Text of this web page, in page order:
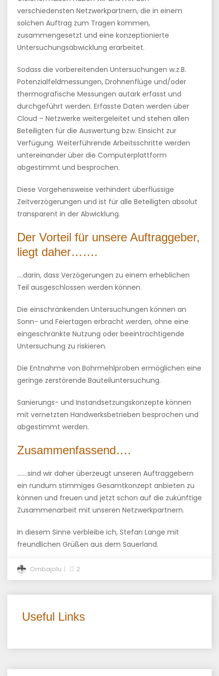
verschiedensten Netzwerkpartnern, die in einem
solchen Auftrag zum Tragen kommen,
zusammengesetzt und eine konzeptionierte
Untersuchungsabwicklung erarbeitet.
Sodass die vorbereitenden Untersuchungen w.z.B.
Potenzialfeldmessungen, Drohnenflüge und/oder
thermografische Messungen autark erfasst und
durchgeführt werden. Erfasste Daten werden über
Cloud – Netzwerke weitergeleitet und stehen allen
Beteiligten für die Auswertung bzw. Einsicht zur
Verfügung. Weiterführende Arbeitsschritte werden
untereinander über die Computerplattform
abgestimmt und besprochen.
Diese Vorgehensweise verhindert überflüssige
Zeitverzögerungen und ist für alle Beteiligten absolut
transparent in der Abwicklung.
Der Vorteil für unsere Auftraggeber,
liegt daher…….
….darin, dass Verzögerungen zu einem erheblichen
Teil ausgeschlossen werden können.
Die einschränkenden Untersuchungen können an
Sonn- und Feiertagen erbracht werden, ohne eine
eingeschränkte Nutzung oder beeinträchtigende
Untersuchung zu riskieren.
Die Entnahme von Bohrmehlproben ermöglichen eine
geringe zerstörende Bauteiluntersuchung.
Sanierungs- und Instandsetzungskonzepte können
mit vernetzten Handwerksbetrieben besprochen und
abgestimmt werden.
Zusammenfassend….
…….sind wir daher überzeugt unseren Auftraggebern
ein rundum stimmiges Gesamtkonzept anbieten zu
können und freuen und jetzt schon auf die zukünftige
Zusammenarbeit mit unseren Netzwerkpartnern.
In diesem Sinne verbleibe ich, Stefan Lange mit
freundlichen Grüßen aus dem Sauerland.
Ombajolu 2
Useful Links